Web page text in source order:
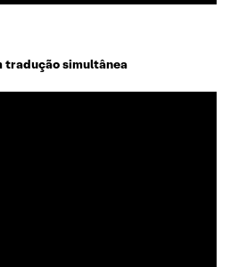
tradução simultânea